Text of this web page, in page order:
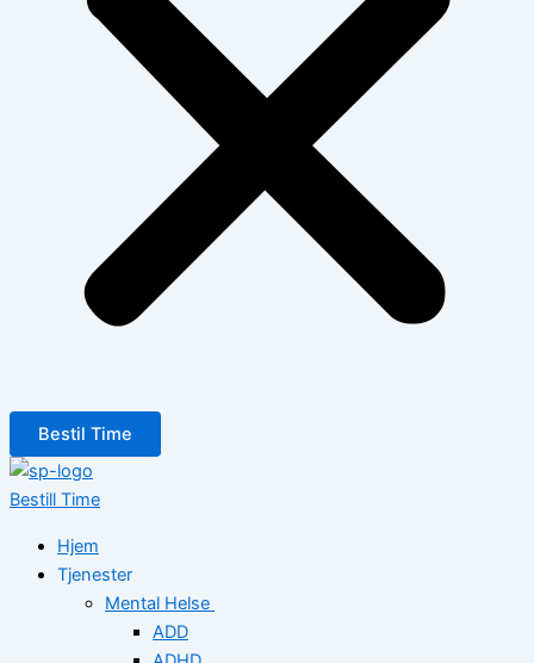
Bestil Time
Bestill Time
Hjem
Tjenester
Mental Helse
ADD